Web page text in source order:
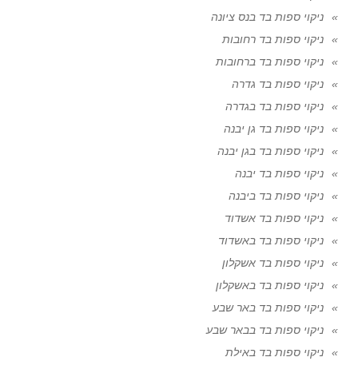
ניקוי ספות בד בנס ציונה
ניקוי ספות בד רחובות
ניקוי ספות בד ברחובות
ניקוי ספות בד גדרה
ניקוי ספות בד בגדרה
ניקוי ספות בד גן יבנה
ניקוי ספות בד בגן יבנה
ניקוי ספות בד יבנה
ניקוי ספות בד ביבנה
ניקוי ספות בד אשדוד
ניקוי ספות בד באשדוד
ניקוי ספות בד אשקלון
ניקוי ספות בד באשקלון
ניקוי ספות בד באר שבע
ניקוי ספות בד בבאר שבע
ניקוי ספות בד באילת